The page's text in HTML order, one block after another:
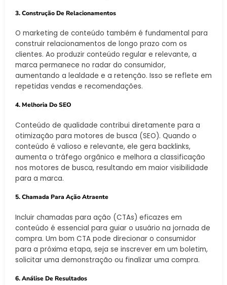
3. Construção De Relacionamentos
O marketing de conteúdo também é fundamental para
construir relacionamentos de longo prazo com os
clientes. Ao produzir conteúdo regular e relevante, a
marca permanece no radar do consumidor,
aumentando a lealdade e a retenção. Isso se reflete em
repetidas vendas e recomendações.
4. Melhoria Do SEO
Conteúdo de qualidade contribui diretamente para a
otimização para motores de busca (SEO). Quando o
conteúdo é valioso e relevante, ele gera backlinks,
aumenta o tráfego orgânico e melhora a classificação
nos motores de busca, resultando em maior visibilidade
para a marca.
5. Chamada Para Ação Atraente
Incluir chamadas para ação (CTAs) eficazes em
conteúdo é essencial para guiar o usuário na jornada de
compra. Um bom CTA pode direcionar o consumidor
para a próxima etapa, seja se inscrever em um boletim,
solicitar uma demonstração ou finalizar uma compra.
6. Análise De Resultados